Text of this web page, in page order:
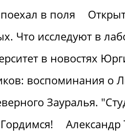
в поля
Что исследуют в
в новостях
воспоминания о
Зауралья.